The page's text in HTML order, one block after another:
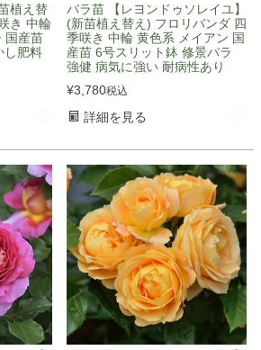
植え替
き 中輪
国産苗
し肥料
バラ苗 【レヨンドゥソレイユ】
(新苗植え替え) フロリバンダ 四
季咲き 中輪 黄色系 メイアン 国
産苗 6号スリット鉢 修景バラ
強健 病気に強い 耐病性あり
¥3,780税込
詳細を見る